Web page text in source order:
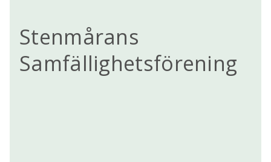
Stenmårans
Samfällighetsförening